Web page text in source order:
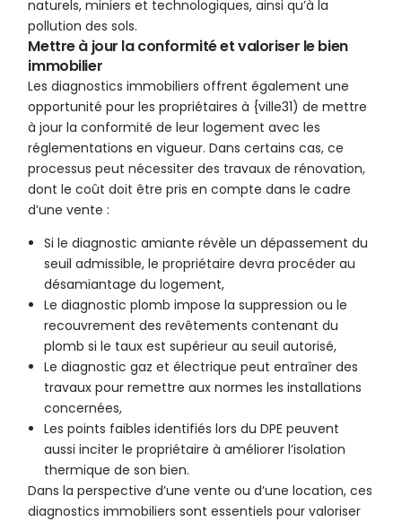
naturels, miniers et technologiques, ainsi qu’à la
pollution des sols.
Mettre à jour la conformité et valoriser le bien
immobilier
Les diagnostics immobiliers offrent également une
opportunité pour les propriétaires à {ville31) de mettre
à jour la conformité de leur logement avec les
réglementations en vigueur. Dans certains cas, ce
processus peut nécessiter des travaux de rénovation,
dont le coût doit être pris en compte dans le cadre
d’une vente :
Si le diagnostic amiante révèle un dépassement du
seuil admissible, le propriétaire devra procéder au
désamiantage du logement,
Le diagnostic plomb impose la suppression ou le
recouvrement des revêtements contenant du
plomb si le taux est supérieur au seuil autorisé,
Le diagnostic gaz et électrique peut entraîner des
travaux pour remettre aux normes les installations
concernées,
Les points faibles identifiés lors du DPE peuvent
aussi inciter le propriétaire à améliorer l’isolation
thermique de son bien.
Dans la perspective d’une vente ou d’une location, ces
diagnostics immobiliers sont essentiels pour valoriser